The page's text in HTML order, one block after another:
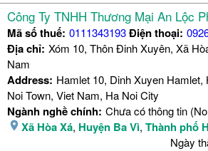
Công Ty TNHH Thương Mại An Lộc
Mã số thuế: 0111343193Điện thoại:
Địa chỉ: Xóm 10, Thôn Đinh Xuyên, Xã
Nam
Address: Hamlet 10, Dinh Xuyen
Noi Town, Viet Nam, Ha Noi City
Ngành nghề chính: Chưa có thông tin
Xã Hòa Xá, Huyện Ba Vì, Thành phố
Ngày